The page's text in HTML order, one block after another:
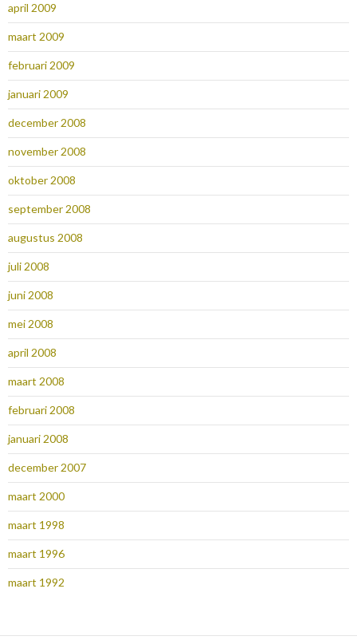
april 2009
maart 2009
februari 2009
januari 2009
december 2008
november 2008
oktober 2008
september 2008
augustus 2008
juli 2008
juni 2008
mei 2008
april 2008
maart 2008
februari 2008
januari 2008
december 2007
maart 2000
maart 1998
maart 1996
maart 1992